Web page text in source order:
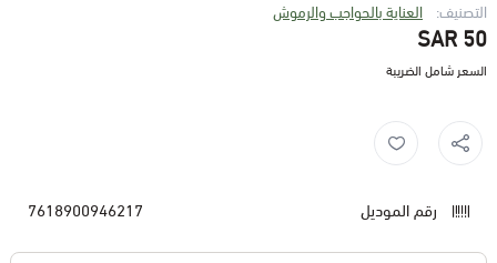
التصنيف: العناية بالحواجب والرموش
50 SAR
السعر شامل الضريبة
رقم الموديل 7618900946217